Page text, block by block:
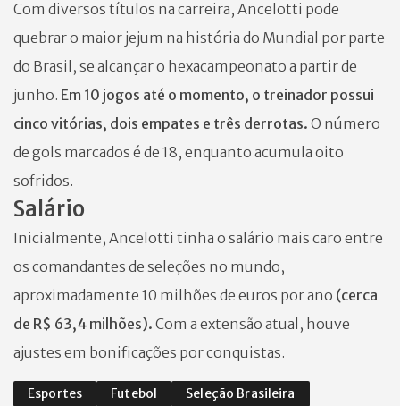
Com diversos títulos na carreira, Ancelotti pode
quebrar o maior jejum na história do Mundial por parte
do Brasil, se alcançar o hexacampeonato a partir de
junho. Em 10 jogos até o momento, o treinador possui
cinco vitórias, dois empates e três derrotas. O número
de gols marcados é de 18, enquanto acumula oito
sofridos.
Salário
Inicialmente, Ancelotti tinha o salário mais caro entre
os comandantes de seleções no mundo,
aproximadamente 10 milhões de euros por ano (cerca
de R$ 63,4 milhões). Com a extensão atual, houve
ajustes em bonificações por conquistas.
Esportes Futebol Seleção Brasileira